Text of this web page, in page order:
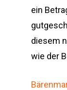
ein
diesem
wie der